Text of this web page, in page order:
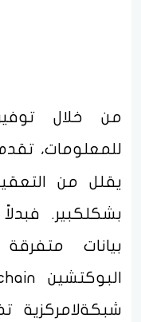
من خلال
للمعلومات،
يقلل من
بشكلكبير.
بيانات
شبكةلامركزية